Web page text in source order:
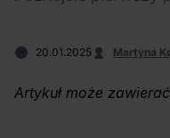
Chivasa?
20.01.2025 Martyna
Artykuł może